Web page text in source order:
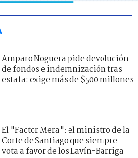
Amparo Noguera pide devolución
de fondos e indemnización tras
estafa: exige más de $500 millones
El "Factor Mera": el ministro de la
Corte de Santiago que siempre
vota a favor de los Lavín-Barriga